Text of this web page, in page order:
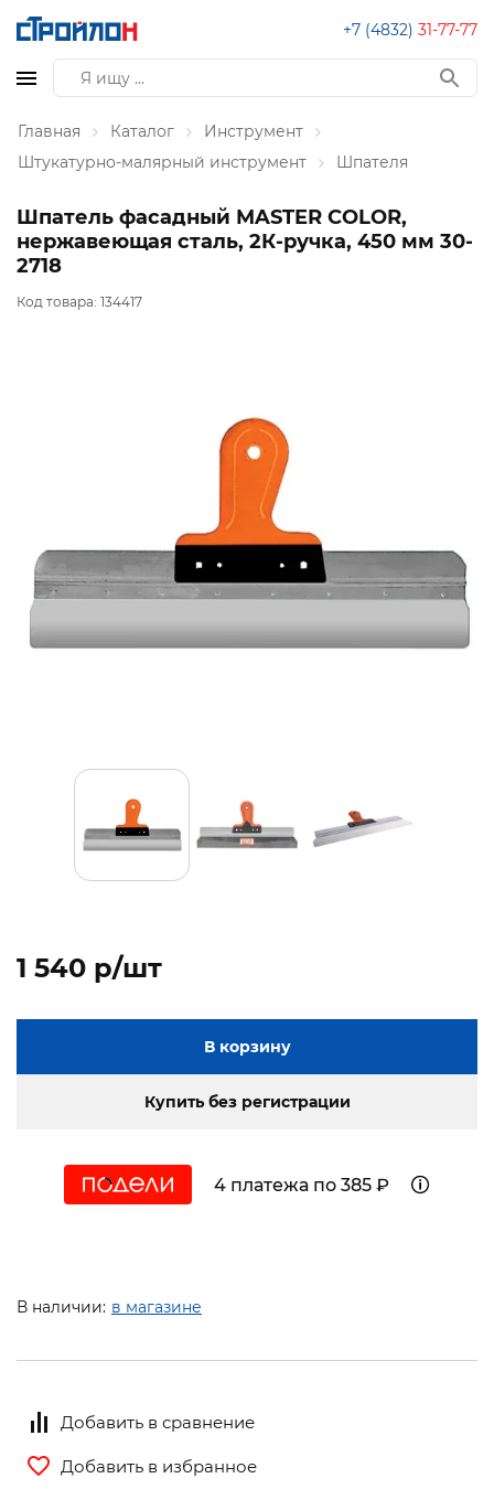
+7 (4832) 31-77-77
Главная Каталог
Инструмент
Штукатурно-малярный инструмент
Шпателя
Шпатель фасадный MASTER COLOR,
нержавеющая сталь, 2К-ручка, 450 мм 30-
2718
Код товара: 134417
1 540 p/шт
В корзину
Купить без регистрации
4 платежа по 385 ₽
В наличии: в магазине
Добавить в сравнение
Добавить в избранное